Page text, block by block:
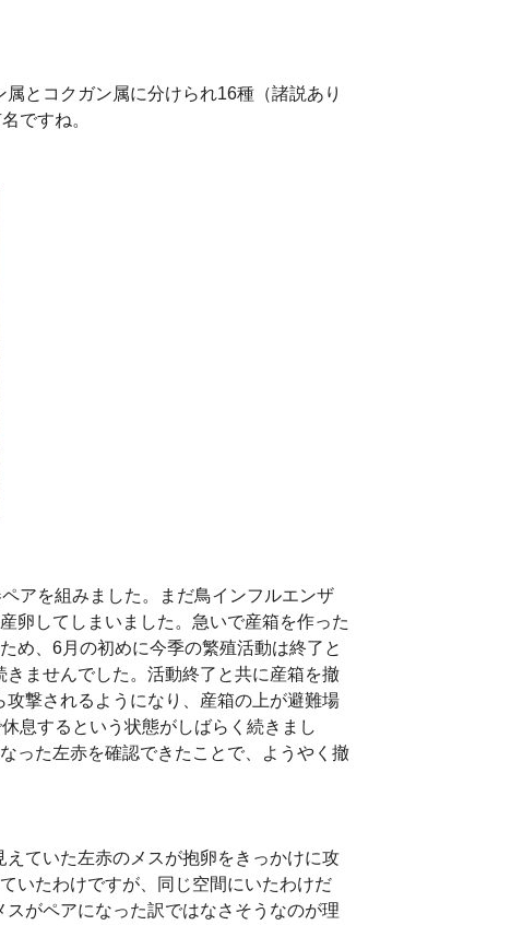
とコクガン属に分けられ16種（諸説あり
ですね。
アを組みました。まだ鳥インフルエンザ
卵してしまいました。急いで産箱を作った
め、6月の初めに今季の繁殖活動は終了と
ませんでした。活動終了と共に産箱を撤
撃されるようになり、産箱の上が避難場
息するという状態がしばらく続きまし
った左赤を確認できたことで、ようやく撤
ていた左赤のメスが抱卵をきっかけに攻
いたわけですが、同じ空間にいたわけだ
がペアになった訳ではなさそうなのが理